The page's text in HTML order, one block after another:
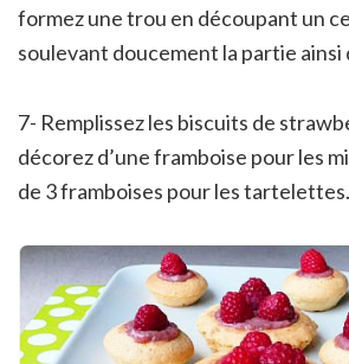
formez une trou en découpant un
soulevant doucement la partie ainsi
7- Remplissez les biscuits de
décorez d’une framboise pour les
de 3 framboises pour les tartelettes.